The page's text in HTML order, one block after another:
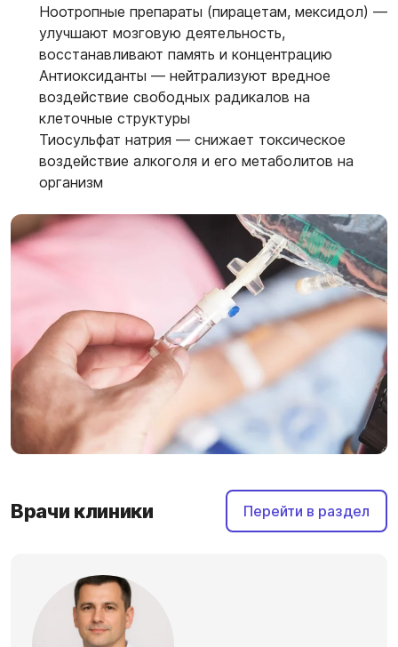
Ноотропные препараты (пирацетам, мексидол) —
улучшают мозговую деятельность,
восстанавливают память и концентрацию
Антиоксиданты — нейтрализуют вредное
воздействие свободных радикалов на
клеточные структуры
Тиосульфат натрия — снижает токсическое
воздействие алкоголя и его метаболитов на
организм
Врачи клиники Перейти в раздел